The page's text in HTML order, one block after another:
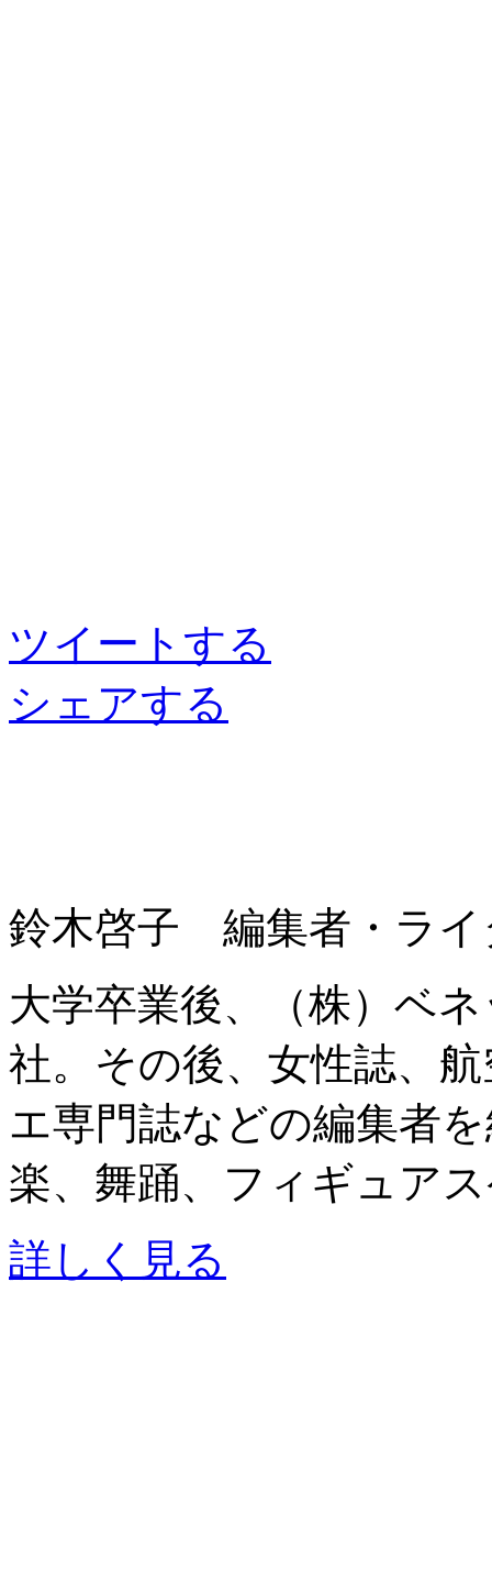
ツイートする
シェアする
鈴木啓子 編集者・ライ
大学卒業後、（株）ベ
社。その後、女性誌、
エ専門誌などの編集者
楽、舞踊、フィギュア
詳しく見る